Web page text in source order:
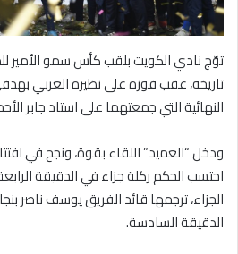
توّج نادي الكويت بلقب كأس سمو الأمير
تاريخه، عقب فوزه على نظيره العربي
النهائية التي جمعتهما على استاد جابر
ودخل “العميد” اللقاء بقوة، ونجح في
احتسب الحكم ركلة جزاء في الدقيقة
الجزاء، ترجمها قائد الفريق يوسف ناصر
الدقيقة السادسة.